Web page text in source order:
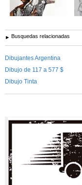
Busquedas relacionadas
Dibujantes Argentina
Dibujo de 117 a 577 $
Dibujo Tinta